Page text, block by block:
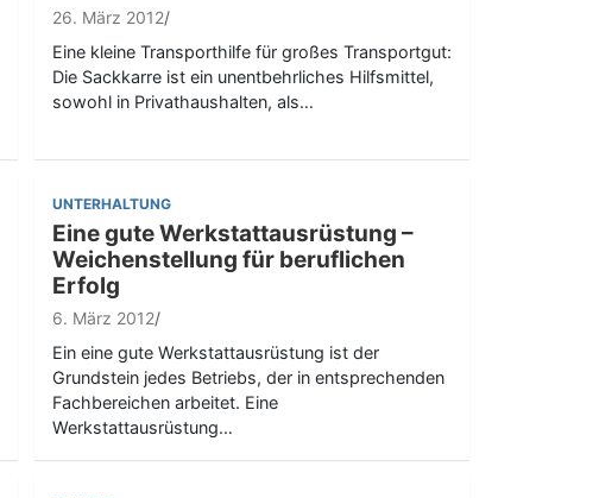
26. März 2012
Eine kleine Transporthilfe für großes Transportgut:
Die Sackkarre ist ein unentbehrliches Hilfsmittel,
sowohl in Privathaushalten, als…
UNTERHALTUNG
Eine gute Werkstattausrüstung –
Weichenstellung für beruflichen
Erfolg
6. März 2012
Ein eine gute Werkstattausrüstung ist der
Grundstein jedes Betriebs, der in entsprechenden
Fachbereichen arbeitet. Eine
Werkstattausrüstung…